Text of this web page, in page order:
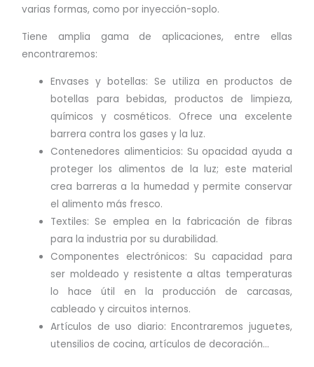
varias formas, como por inyección-soplo.
Tiene amplia gama de aplicaciones, entre ellas
encontraremos:
Envases y botellas: Se utiliza en productos de
botellas para bebidas, productos de limpieza,
químicos y cosméticos. Ofrece una excelente
barrera contra los gases y la luz.
Contenedores alimenticios: Su opacidad ayuda a
proteger los alimentos de la luz; este material
crea barreras a la humedad y permite conservar
el alimento más fresco.
Textiles: Se emplea en la fabricación de fibras
para la industria por su durabilidad.
Componentes electrónicos: Su capacidad para
ser moldeado y resistente a altas temperaturas
lo hace útil en la producción de carcasas,
cableado y circuitos internos.
Artículos de uso diario: Encontraremos juguetes,
utensilios de cocina, artículos de decoración…